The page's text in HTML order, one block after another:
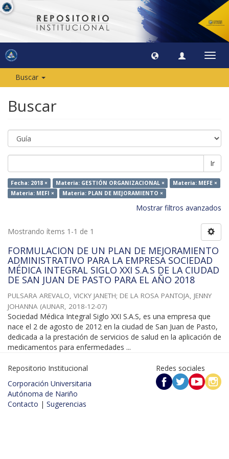
Buscar
Buscar
Ir
Fecha: 2018 × Materia: GESTIÓN ORGANIZACIONAL ×
Materia: MEFE ×
Materia: MEFI ×
Materia: PLAN DE MEJORAMIENTO ×
Mostrar filtros avanzados
Mostrando ítems 1-1 de 1
FORMULACION DE UN PLAN DE MEJORAMIENTO
ADMINISTRATIVO PARA LA EMPRESA SOCIEDAD
MÉDICA INTEGRAL SIGLO XXI S.A.S DE LA CIUDAD
DE SAN JUAN DE PASTO PARA EL AÑO 2018
PULSARA AREVALO, VICKY JANETH; DE LA ROSA PANTOJA, JENNY
JOHANNA (AUNAR, 2018-12-07)
Sociedad Médica Integral Siglo XXI S.A.S, es una empresa que
nace el 2 de agosto de 2012 en la ciudad de San Juan de Pasto,
dedicada a la prestación de servicios de salud en la aplicación de
medicamentos para enfermedades ...
Repositorio Institucional
Corporación Universitaria
Autónoma de Nariño
Contacto | Sugerencias
Redes sociales